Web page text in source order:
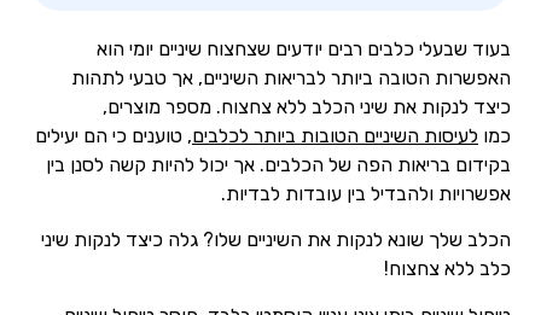
בעוד שבעלי כלבים רבים יודעים שצחצוח שיניים יומי הוא
האפשרות הטובה ביותר לבריאות השיניים, אך טבעי לתהות
כיצד לנקות את שיני הכלב ללא צחצוח. מספר מוצרים,
כמו לעיסות השיניים הטובות ביותר לכלבים, טוענים כי הם יעילים
בקידום בריאות הפה של הכלבים. אך יכול להיות קשה לסנן בין
אפשרויות ולהבדיל בין עובדות לבדיות.
הכלב שלך שונא לנקות את השיניים שלו? גלה כיצד לנקות שיני
כלב ללא צחצוח!